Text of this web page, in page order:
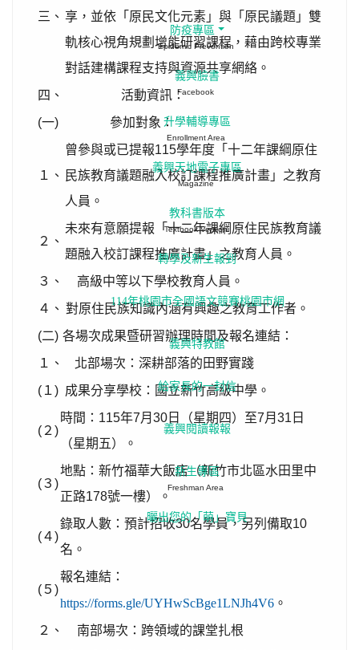
三、 享，並依「原民文化元素」與「原民議題」雙
軌核心視角規劃增能研習課程，藉由跨校專業
對話建構課程支持與資源共享網絡。
四、
活動資訊：
(一)
參加對象：
１、
曾參與或已提報115學年度「十二年課綱原住
民族教育議題融入校訂課程推廣計畫」之教育
人員。
２、
未來有意願提報「十二年課綱原住民族教育議
題融入校訂課程推廣計畫」之教育人員。
３、
高級中等以下學校教育人員。
４、 對原住民族知識內涵有興趣之教育工作者。
(二) 各場次成果暨研習辦理時間及報名連結：
１、
北部場次：深耕部落的田野實踐
(１) 成果分享學校：國立新竹高級中學。
(２)
時間：115年7月30日（星期四）至7月31日
（星期五）。
(３)
地點：新竹福華大飯店（新竹市北區水田里中
正路178號一樓）。
(４)
錄取人數：預計招收30名學員，另列備取10
名。
(５)
報名連結：
https://forms.gle/UYHwScBge1LNJh4V6 。
２、
南部場次：跨領域的課堂扎根
防疫專區
Epidemic Prevention
義興臉書
Facebook
升學輔導專區
Enrollment Area
義興天地電子專區
Magazine
教科書版本
Textbook Version
轉學及新生報到
114年桃園市全國語文競賽桃園市網
義興特教館
給家長的一封信
義興閱讀報報
新生專區
Freshman Area
曬出您的「萌」寶貝